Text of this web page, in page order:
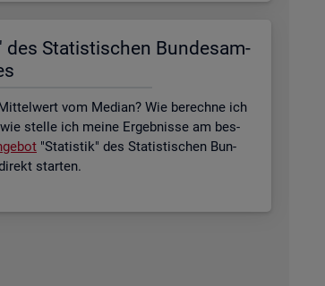
des Sta­tis­ti­schen Bun­des­am­
vom Me­di­an? Wie be­rech­ne ich
wie stel­le ich meine Er­geb­nis­se am bes­
"Sta­tis­tik" des Sta­tis­ti­schen Bun­
star­ten.